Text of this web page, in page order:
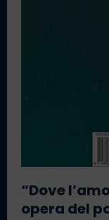
“Dove
opera del